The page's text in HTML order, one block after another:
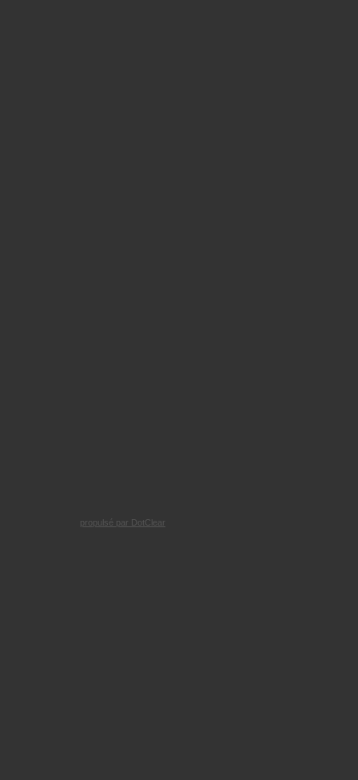
propulsé par DotClear